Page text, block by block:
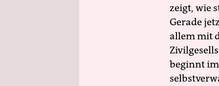
zeigt, wie
Gerade
allem mit
beginnt